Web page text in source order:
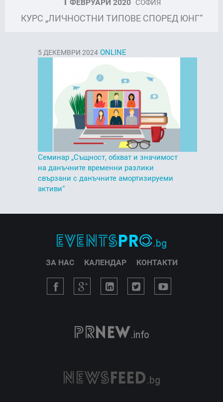
СОФИЯ
КУРС „ЛИЧНОСТНИ ТИПОВЕ СПОРЕД ЮНГ“
5 ДЕКЕМВРИ 2024 ONLINE
Семинар „Същност, обхват и значимост
на данъчните временни разлики
свързани с данъчните амортизируеми
активи“
ЗА НАС КАЛЕНДАР КОНТАКТИ